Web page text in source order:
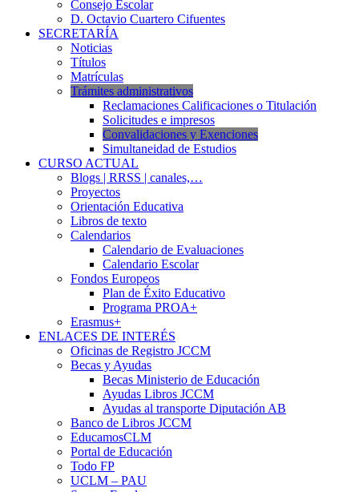
Consejo Escolar
D. Octavio Cuartero Cifuentes
SECRETARÍA
Noticias
Títulos
Matrículas
Trámites administrativos
Reclamaciones Calificaciones o Titulación
Solicitudes e impresos
Convalidaciones y Exenciones
Simultaneidad de Estudios
CURSO ACTUAL
Blogs | RRSS | canales,…
Proyectos
Orientación Educativa
Libros de texto
Calendarios
Calendario de Evaluaciones
Calendario Escolar
Fondos Europeos
Plan de Éxito Educativo
Programa PROA+
Erasmus+
ENLACES DE INTERÉS
Oficinas de Registro JCCM
Becas y Ayudas
Becas Ministerio de Educación
Ayudas Libros JCCM
Ayudas al transporte Diputación AB
Banco de Libros JCCM
EducamosCLM
Portal de Educación
Todo FP
UCLM – PAU